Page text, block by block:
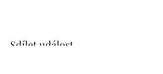
Sdílet událost